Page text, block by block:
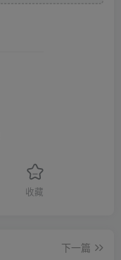
收藏
下一篇